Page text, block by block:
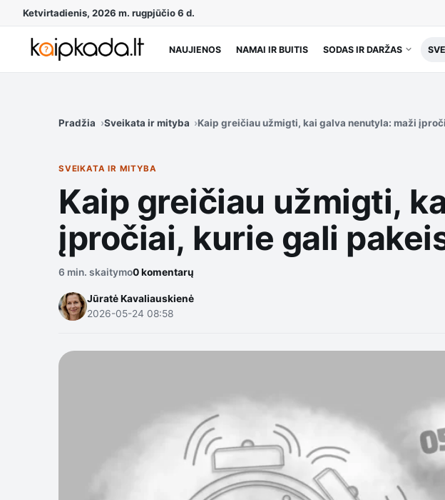
Ketvirtadienis, 2026 m. rugpjūčio 6 d.
NAUJIENOS NAMAI IR BUITIS SODAS IR DARŽAS
Pradžia Sveikata ir mityba Kaip greičiau užmigti, kai galva nenutyla: maži
SVEIKATA IR MITYBA
Kaip greičiau užmigti,
įpročiai, kurie gali
6 min. skaitymo0 komentarų
Jūratė Kavaliauskienė
2026-05-24 08:58